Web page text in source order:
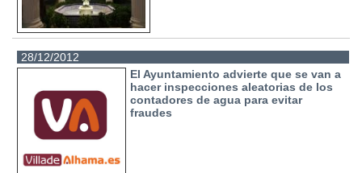
28/12/2012
El Ayuntamiento advierte que se van a
hacer inspecciones aleatorias de los
contadores de agua para evitar
fraudes